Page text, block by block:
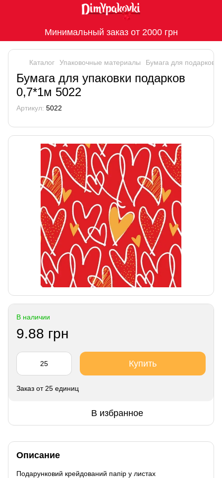
Минимальный заказ от 2000 грн
Каталог Упаковочные материалы Бумага для подарков
Бумага для упаковки подарков
0,7*1м 5022
Артикул: 5022
В наличии
9.88 грн
Купить
Заказ от 25 единиц
В избранное
Описание
Подарунковий крейдований папір у листах